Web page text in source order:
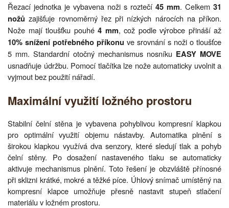
Řezací jednotka je vybavena noži s roztečí 45 mm. Celkem 31
nožů zajišťuje rovnoměrný řez při nízkých nárocích na příkon.
Nože mají tloušťku pouhé 4 mm, což podle výrobce přináší až
10% snížení potřebného příkonu ve srovnání s noži o tloušťce
5 mm. Standardní otočný mechanismus nosníku EASY MOVE
usnadňuje údržbu. Pomocí tlačítka lze nože automaticky uvolnit a
vyjmout bez použití nářadí.
Maximální využití ložného prostoru
Stabilní čelní stěna je vybavena pohyblivou kompresní klapkou
pro optimální využití objemu nástavby. Automatika plnění s
širokou klapkou využívá dva senzory, které sledují tlak a pohyb
čelní stěny. Po dosažení nastaveného tlaku se automaticky
aktivuje mechanismus plnění. Toto řešení je obzvláště přínosné
při sklizni krátké, mokré a těžké píce. Úhlový snímač umístěný na
kompresní klapce umožňuje přesně nastavit stupeň stlačení
materiálu v ložném prostoru.